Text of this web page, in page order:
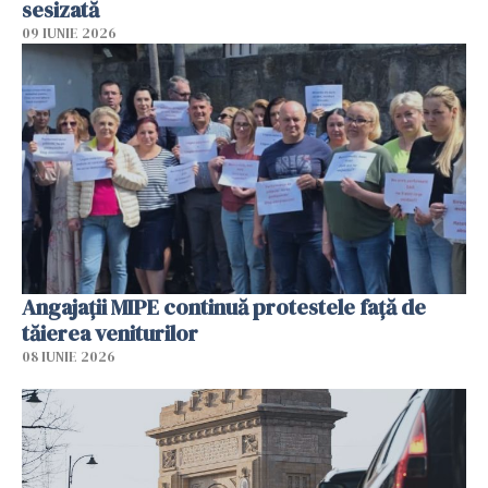
sesizată
09 IUNIE 2026
Angajaţii MIPE continuă protestele faţă de
tăierea veniturilor
08 IUNIE 2026